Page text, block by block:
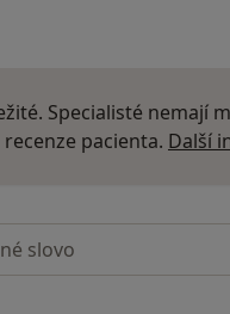
Specialisté nemají
pacienta. Další